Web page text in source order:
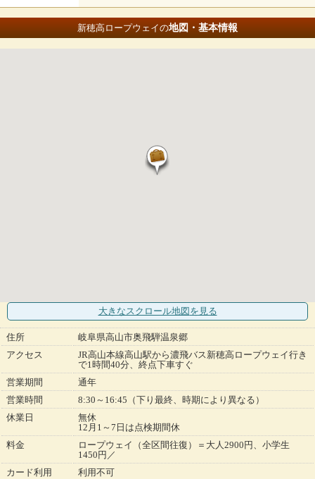
新穂高ロープウェイの地図・基本情報
大きなスクロール地図 を見る
住所
岐阜県高山市奥飛騨温泉郷
アクセス
JR高山本線高山駅から濃飛バス新穂高ロープウェイ行き
で1時間40分、終点下車すぐ
営業期間
通年
営業時間
8:30～16:45（下り最終、時期により異なる）
休業日
無休
12月1～7日は点検期間休
料金
ロープウェイ（全区間往復）＝大人2900円、小学生
1450円／
カード利用
利用不可